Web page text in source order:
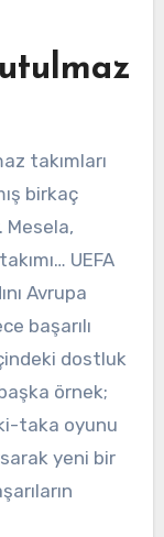
takımları
birkaç
Mesela,
UEFA
Avrupa
başarılı
dostluk
örnek;
taka oyunu
yeni bir